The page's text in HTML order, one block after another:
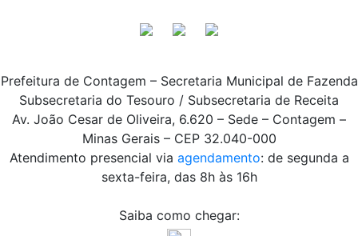
Prefeitura de Contagem – Secretaria Municipal de Fazenda
Subsecretaria do Tesouro / Subsecretaria de Receita
Av. João Cesar de Oliveira, 6.620 – Sede – Contagem –
Minas Gerais – CEP 32.040-000
Atendimento presencial via agendamento: de segunda a
sexta-feira, das 8h às 16h
Saiba como chegar: